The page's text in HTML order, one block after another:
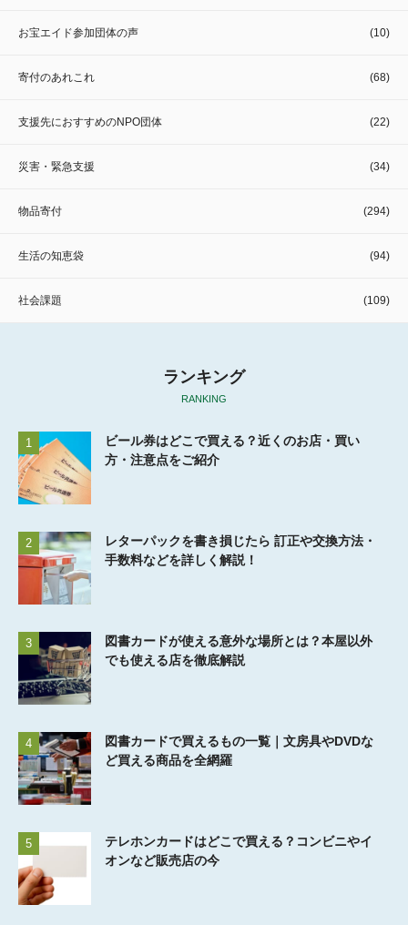
お宝エイド参加団体の声 (10)
寄付のあれこれ (68)
支援先におすすめのNPO団体 (22)
災害・緊急支援 (34)
物品寄付 (294)
生活の知恵袋 (94)
社会課題 (109)
ランキング
RANKING
1
ビール券はどこで買える？近くのお店・買い
方・注意点をご紹介
2
レターパックを書き損じたら 訂正や交換方法・
手数料などを詳しく解説！
3
図書カードが使える意外な場所とは？本屋以外
でも使える店を徹底解説
4
図書カードで買えるもの一覧｜文房具やDVDな
ど買える商品を全網羅
5
テレホンカードはどこで買える？コンビニやイ
オンなど販売店の今